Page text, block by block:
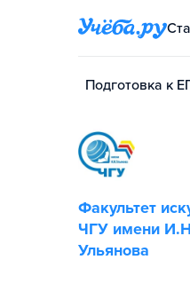
Подготовка к
Факультет
ЧГУ имени
Ульянова